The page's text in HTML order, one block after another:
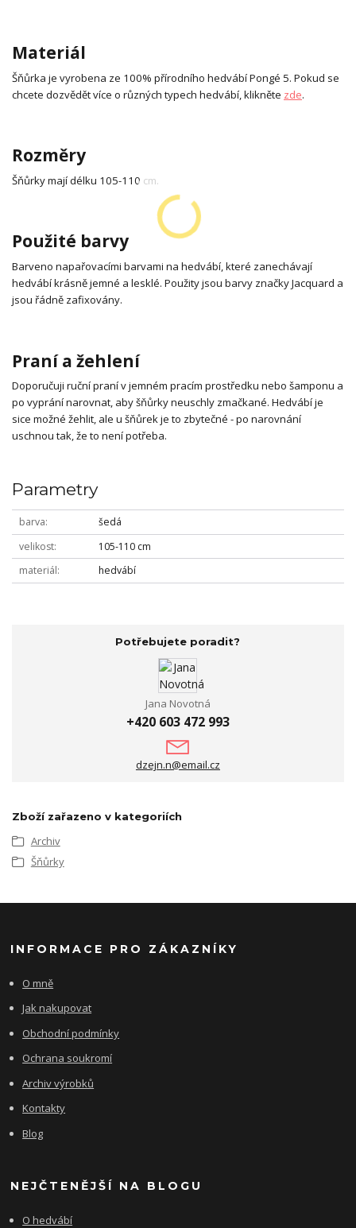
Materiál
Šňůrka je vyrobena ze 100% přírodního hedvábí Pongé 5. Pokud se
chcete dozvědět více o různých typech hedvábí, klikněte zde.
Rozměry
Šňůrky mají délku 105-110 cm.
Použité barvy
Barveno napařovacími barvami na hedvábí, které zanechávají
hedvábí krásně jemné a lesklé. Použity jsou barvy značky Jacquard a
jsou řádně zafixovány.
Praní a žehlení
Doporučuji ruční praní v jemném pracím prostředku nebo šamponu a
po vyprání narovnat, aby šňůrky neuschly zmačkané. Hedvábí je
sice možné žehlit, ale u šňůrek je to zbytečné - po narovnání
uschnou tak, že to není potřeba.
Parametry
barva
šedá
velikost
105-110 cm
materiál
hedvábí
Potřebujete poradit?
Jana Novotná
+420 603 472 993
dzejn.n@email.cz
Zboží zařazeno v kategoriích
Archiv
Šňůrky
INFORMACE PRO ZÁKAZNÍKY
O mně
Jak nakupovat
Obchodní podmínky
Ochrana soukromí
Archiv výrobků
Kontakty
Blog
NEJČTENĚJŠÍ NA BLOGU
O hedvábí